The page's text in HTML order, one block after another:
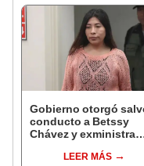
Gobierno otorgó
conducto a Betssy
Chávez y exministra
madrugadaLEER MÁS